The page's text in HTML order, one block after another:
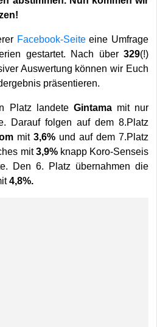
Facebook-Seiteeine Umfrage
gestartet. Nach über329(!)
Auswertung können wir Euch
präsentieren.
Platz landete Gintamamit nur
Darauf folgen auf dem 8.Platz
mit 3,6% und auf dem 7.Platz
mit3,9%knapp Koro-Senseis
Den 6. Platz übernahmen die
4,8%.